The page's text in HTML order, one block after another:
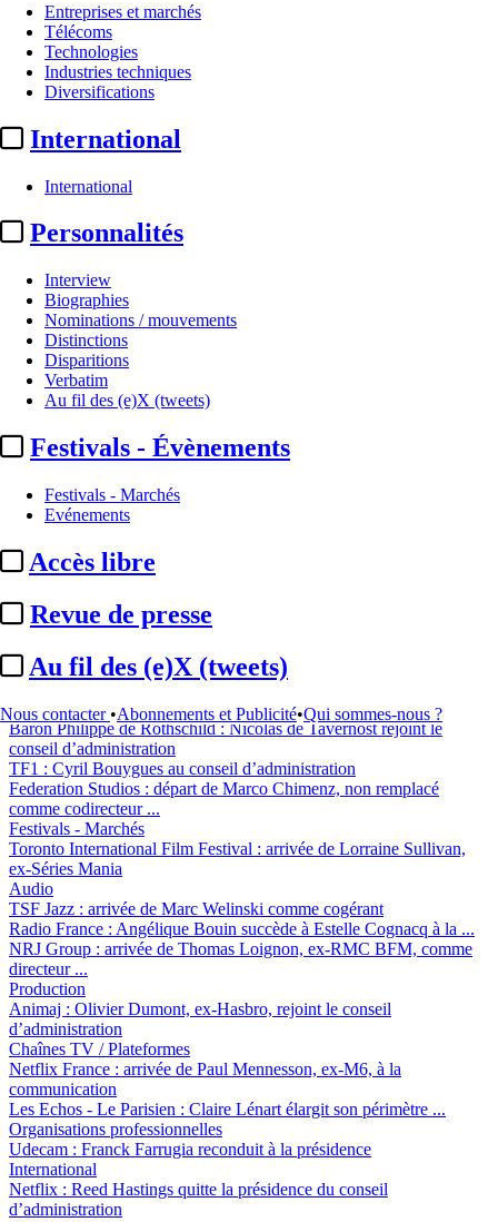
Entreprises et marchés
Télécoms
Technologies
Industries techniques
Diversifications
International
International
Personnalités
Interview
Biographies
Nominations / mouvements
Distinctions
Disparitions
Verbatim
Au fil des (e)X (tweets)
Festivals - Évènements
Festivals - Marchés
Evénements
Accès libre
Revue de presse
Au fil des (e)X (tweets)
Nous contacter •Abonnements et Publicité•Qui sommes-nous ?
Canal+ :Christophe Pinard-Legry élargit son périmètre de la France
à ...
Ministère de la Culture :fin de fonctions pour Aude ...
Entreprises et marchés
Baron Philippe de Rothschild :Nicolas de Tavernost rejoint le
conseil d’administration
TF1 : Cyril Bouygues au conseil d’administration
Federation Studios : départ de Marco Chimenz, non remplacé
comme codirecteur ...
Festivals - Marchés
Toronto International Film Festival : arrivée de Lorraine Sullivan,
ex-Séries Mania
Audio
TSF Jazz : arrivée de Marc Welinski comme cogérant
Radio France : Angélique Bouin succède à Estelle Cognacq à la ...
NRJ Group : arrivée de Thomas Loignon, ex-RMC BFM, comme
directeur ...
Production
Animaj : Olivier Dumont, ex-Hasbro, rejoint le conseil
d’administration
Chaînes TV / Plateformes
Netflix France : arrivée de Paul Mennesson, ex-M6, à la
communication
Les Echos - Le Parisien : Claire Lénart élargit son périmètre ...
Organisations professionnelles
Udecam : Franck Farrugia reconduit à la présidence
International
Netflix : Reed Hastings quitte la présidence du conseil
d’administration